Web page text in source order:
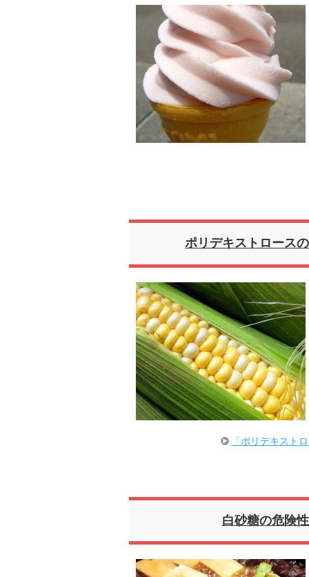
ポリデキストロース
「ポリデキスト
白砂糖の危険